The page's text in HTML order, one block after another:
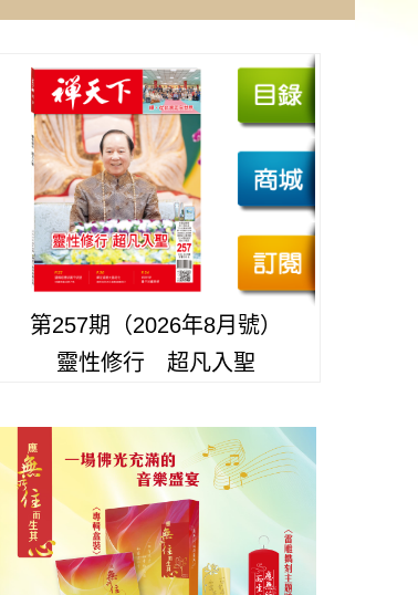
第257期（2026年8月號）
靈性修行 超凡入聖